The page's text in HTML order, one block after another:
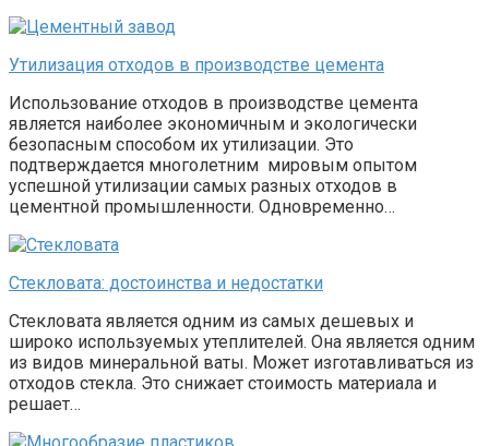
Утилизация отходов в производстве цемента
Использование отходов в производстве цемента
является наиболее экономичным и экологически
безопасным способом их утилизации. Это
подтверждается многолетним мировым опытом
успешной утилизации самых разных отходов в
цементной промышленности. Одновременно…
Стекловата: достоинства и недостатки
Стекловата является одним из самых дешевых и
широко используемых утеплителей. Она является одним
из видов минеральной ваты. Может изготавливаться из
отходов стекла. Это снижает стоимость материала и
решает…